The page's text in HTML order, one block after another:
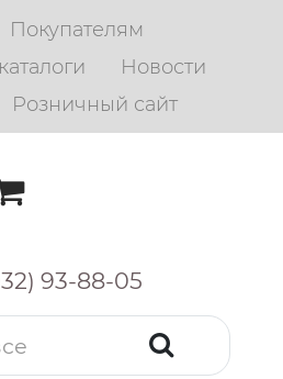
Покупателям
Новости
Розничный сайт
93-88-05